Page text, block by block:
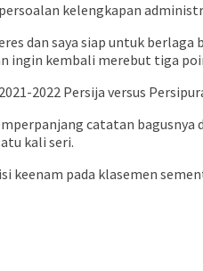
kelengkapan
dan saya siap untuk
ingin kembali merebut tiga
2022 Persija versus
catatan
kali seri.
keenam pada klasemen